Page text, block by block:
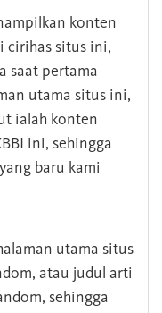
konten
cirihas situs ini,
saat pertama
utama situs ini,
ialah konten
ini, sehingga
baru kami
utama situs
atau judul arti
sehingga